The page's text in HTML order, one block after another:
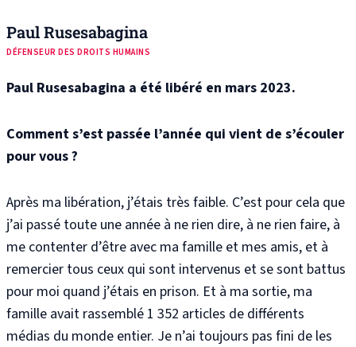
Paul Rusesabagina
DÉFENSEUR DES DROITS HUMAINS
Paul Rusesabagina a été libéré en mars 2023.
Comment s’est passée l’année qui vient de s’écouler
pour vous ?
Après ma libération, j’étais très faible. C’est pour cela que
j’ai passé toute une année à ne rien dire, à ne rien faire, à
me contenter d’être avec ma famille et mes amis, et à
remercier tous ceux qui sont intervenus et se sont battus
pour moi quand j’étais en prison. Et à ma sortie, ma
famille avait rassemblé 1 352 articles de différents
médias du monde entier. Je n’ai toujours pas fini de les